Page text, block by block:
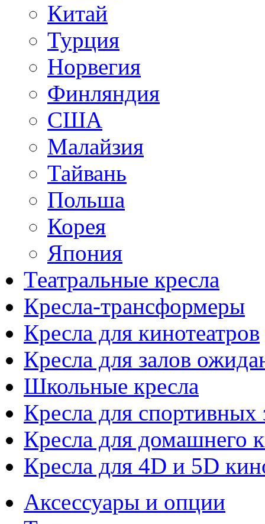
Китай
Турция
Норвегия
Финляндия
США
Малайзия
Тайвань
Польша
Корея
Япония
Театральные кресла
Кресла-трансформеры
Кресла для кинотеатров
Кресла для залов
Школьные кресла
Кресла для спортивных
Кресла для домашнего
Кресла для 4D и 5D
Аксессуары и опции